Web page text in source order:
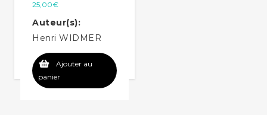
25,00€
Auteur(s):
Henri WIDMER
Ajouter au
panier